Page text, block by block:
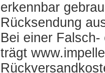
erkennbar
Rücksendung
Bei einer
trägt